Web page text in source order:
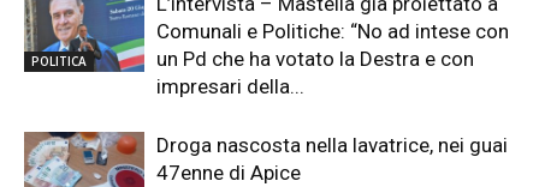
POLITICA
Comunali e Politiche: “No ad intese con
un Pd che ha votato la Destra e con
impresari della...
Droga nascosta nella lavatrice, nei guai
47enne di Apice